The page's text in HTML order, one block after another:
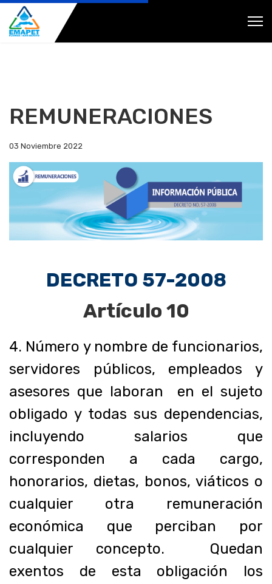
REMUNERACIONES
03 Noviembre 2022
DECRETO 57-2008
Artículo 10
4. Número y nombre de funcionarios,
servidores públicos, empleados y
asesores que laboran en el sujeto
obligado y todas sus dependencias,
incluyendo salarios que
corresponden a cada cargo,
honorarios, dietas, bonos, viáticos o
cualquier otra remuneración
económica que perciban por
cualquier concepto. Quedan
exentos de esta obligación los